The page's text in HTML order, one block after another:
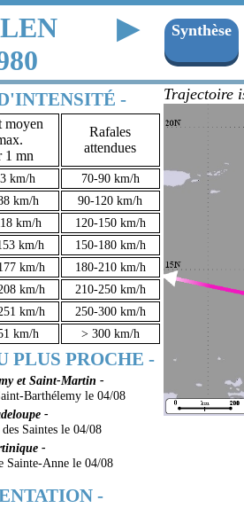
▶ Synthèse
-
moyen
1 mn
Rafales
attendues
km/h
70-90 km/h
km/h
90-120 km/h
km/h
120-150 km/h
km/h
150-180 km/h
km/h
180-210 km/h
km/h
210-250 km/h
km/h
250-300 km/h
km/h > 300 km/h
PLUS PROCHE -
et Saint-Martin -
Barthélemy le 04/08
-
Saintes le 04/08
-
Sainte-Anne le 04/08
-
Trajectoire